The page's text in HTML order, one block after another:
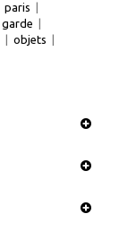
paris
garde
objets